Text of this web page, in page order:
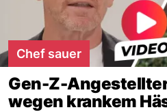
Chef sauer
Gen-Z-
wegen krankem